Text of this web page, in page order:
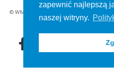
© WMOZP 2021. Wszelkie prawa
zapewnić najlepszą
naszej witryny.